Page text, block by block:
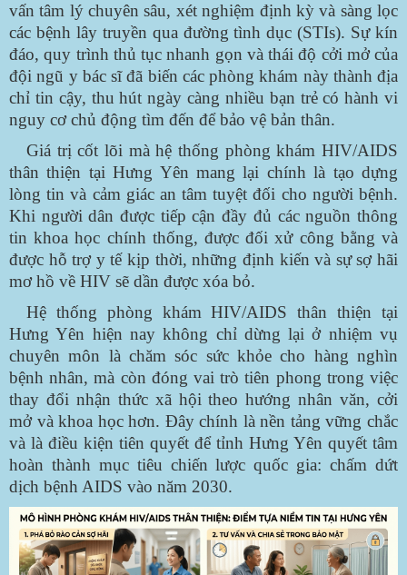
vấn tâm lý chuyên sâu, xét nghiệm định kỳ và sàng lọc
các bệnh lây truyền qua đường tình dục (STIs). Sự kín
đáo, quy trình thủ tục nhanh gọn và thái độ cởi mở của
đội ngũ y bác sĩ đã biến các phòng khám này thành địa
chỉ tin cậy, thu hút ngày càng nhiều bạn trẻ có hành vi
nguy cơ chủ động tìm đến để bảo vệ bản thân.
Giá trị cốt lõi mà hệ thống phòng khám HIV/AIDS
thân thiện tại Hưng Yên mang lại chính là tạo dựng
lòng tin và cảm giác an tâm tuyệt đối cho người bệnh.
Khi người dân được tiếp cận đầy đủ các nguồn thông
tin khoa học chính thống, được đối xử công bằng và
được hỗ trợ y tế kịp thời, những định kiến và sự sợ hãi
mơ hồ về HIV sẽ dần được xóa bỏ.
Hệ thống phòng khám HIV/AIDS thân thiện tại
Hưng Yên hiện nay không chỉ dừng lại ở nhiệm vụ
chuyên môn là chăm sóc sức khỏe cho hàng nghìn
bệnh nhân, mà còn đóng vai trò tiên phong trong việc
thay đổi nhận thức xã hội theo hướng nhân văn, cởi
mở và khoa học hơn. Đây chính là nền tảng vững chắc
và là điều kiện tiên quyết để tỉnh Hưng Yên quyết tâm
hoàn thành mục tiêu chiến lược quốc gia: chấm dứt
dịch bệnh AIDS vào năm 2030.